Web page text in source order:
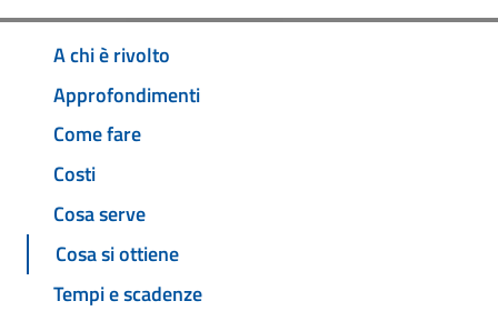
A chi è rivolto
Approfondimenti
Come fare
Costi
Cosa serve
Cosa si ottiene
Tempi e scadenze